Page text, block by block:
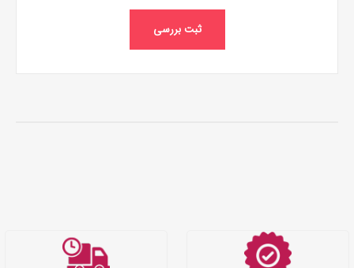
ثبت بررسی